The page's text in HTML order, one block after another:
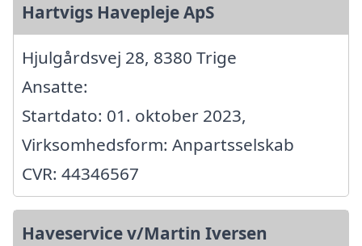
Hartvigs Havepleje ApS
Hjulgårdsvej 28, 8380 Trige
Ansatte:
Startdato: 01. oktober 2023,
Virksomhedsform: Anpartsselskab
CVR: 44346567
Haveservice v/Martin Iversen